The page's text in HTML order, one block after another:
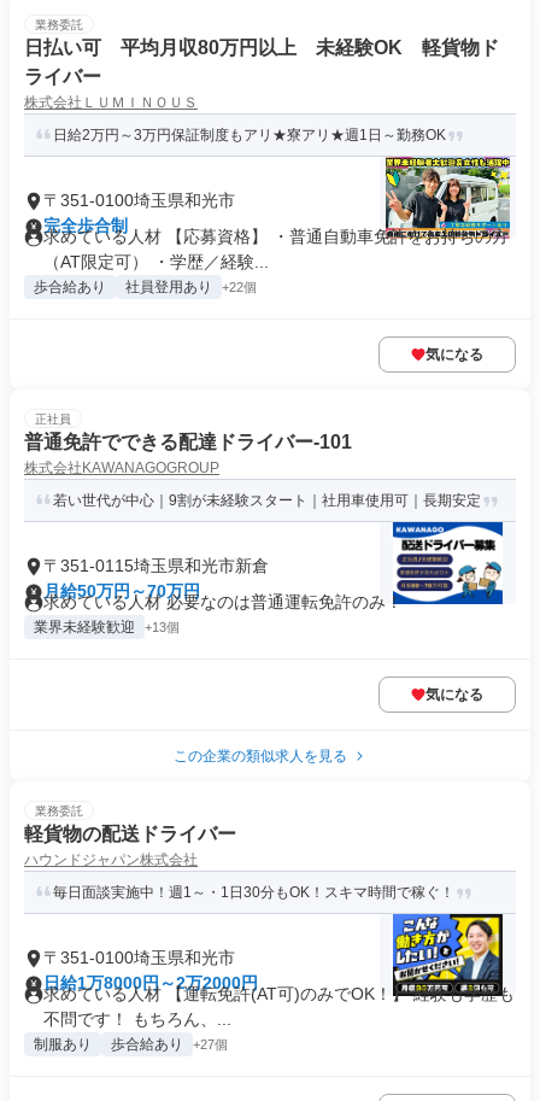
業務委託
日払い可 平均月収80万円以上 未経験OK 軽貨物ド
ライバー
株式会社ＬＵＭＩＮＯＵＳ
日給2万円～3万円保証制度もアリ★寮アリ★週1日～勤務OK
〒351-0100埼玉県和光市
完全歩合制
求めている人材 【応募資格】 ・普通自動車免許をお持ちの方
（AT限定可） ・学歴／経験...
歩合給あり 社員登用あり +22個
気になる
正社員
普通免許でできる配達ドライバー-101
株式会社KAWANAGOGROUP
若い世代が中心｜9割が未経験スタート｜社用車使用可｜長期安定
〒351-0115埼玉県和光市新倉
月給50万円～70万円
求めている人材 必要なのは普通運転免許のみ！
業界未経験歓迎 +13個
気になる
この企業の類似求人を見る
業務委託
軽貨物の配送ドライバー
ハウンドジャパン株式会社
毎日面談実施中！週1～・1日30分もOK！スキマ時間で稼ぐ！
〒351-0100埼玉県和光市
日給1万8000円～2万2000円
求めている人材 【運転免許(AT可)のみでOK！】 経験も学歴も
不問です！ もちろん、...
制服あり 歩合給あり +27個